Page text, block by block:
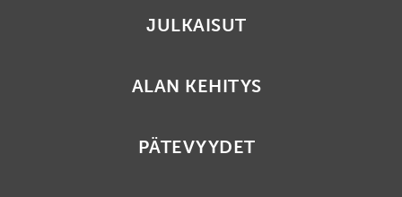
JULKAISUT
ALAN KEHITYS
PÄTEVYYDET